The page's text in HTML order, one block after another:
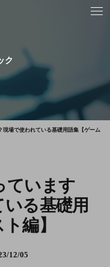
ク
現場で使われている基礎用語集【ゲーム
ています
る基礎用
編】
12/05